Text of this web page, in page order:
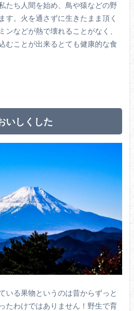
たち人間を始め、鳥や猿などの野
す。火を通さずに生きたまま頂く
ンなどが熱で壊れることがなく、
むことが出来るとても健康的な食
いしくした
いる果物というのは昔からずっと
たわけではありません！野生で育